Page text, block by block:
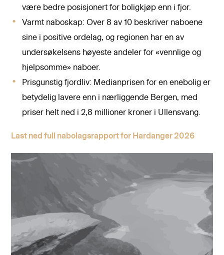
være bedre posisjonert for boligkjøp enn i fjor.
Varmt naboskap: Over 8 av 10 beskriver naboene
sine i positive ordelag, og regionen har en av
undersøkelsens høyeste andeler for «vennlige og
hjelpsomme» naboer.
Prisgunstig fjordliv: Medianprisen for en enebolig er
betydelig lavere enn i nærliggende Bergen, med
priser helt ned i 2,8 millioner kroner i Ullensvang.
Last ned full nabolagsrapport for Hardanger 2026